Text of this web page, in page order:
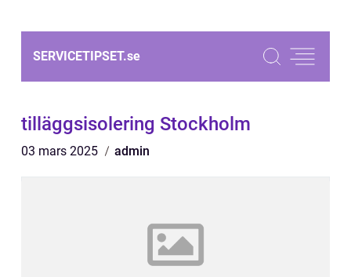
SERVICETIPSET.se
tilläggsisolering Stockholm
03 mars 2025 admin